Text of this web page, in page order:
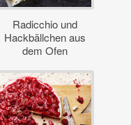
Radicchio und
Hackbällchen aus
dem Ofen